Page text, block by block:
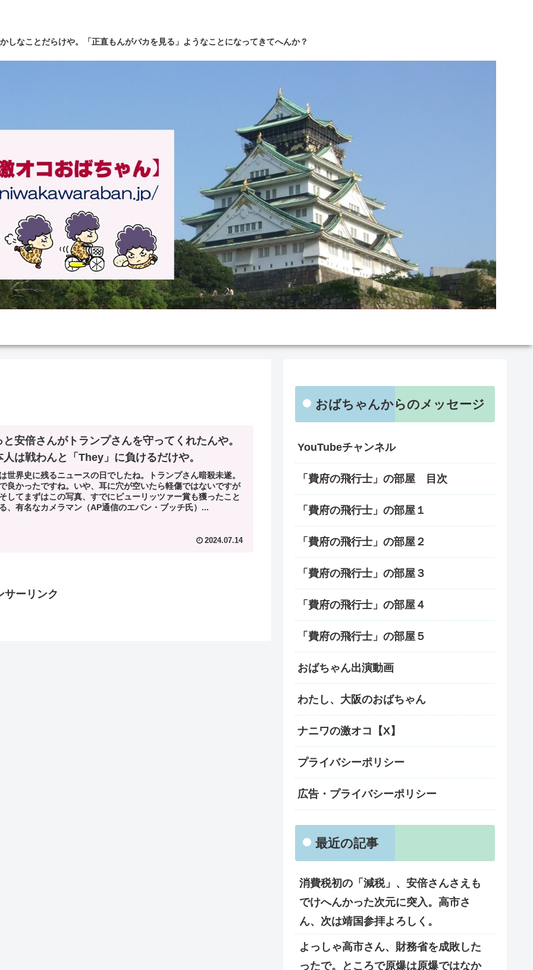
しなことだらけや。「正直もんがバカを見る」ようなことになってきてへんか？
と安倍さんがトランプさんを守ってくれたんや。
人は戦わんと「They」に負けるだけや。
世界史に残るニュースの日でしたね。トランプさん暗殺未遂。
良かったですね。いや、耳に穴が空いたら軽傷ではないですが
してまずはこの写真、すでにピューリッツァー賞も獲ったこと
、有名なカメラマン（AP通信のエバン・ブッチ氏）...
2024.07.14
サーリンク
おばちゃんからのメッセージ
YouTubeチャンネル
「費府の飛行士」の部屋 目次
「費府の飛行士」の部屋１
「費府の飛行士」の部屋２
「費府の飛行士」の部屋３
「費府の飛行士」の部屋４
「費府の飛行士」の部屋５
おばちゃん出演動画
わたし、大阪のおばちゃん
ナニワの激オコ【X】
プライバシーポリシー
広告・プライバシーポリシー
最近の記事
消費税初の「減税」、安倍さんさえも
でけへんかった次元に突入。高市さ
ん、次は靖国参拝よろしく。
よっしゃ高市さん、財務省を成敗した
ったで。ところで原爆は原爆ではなか